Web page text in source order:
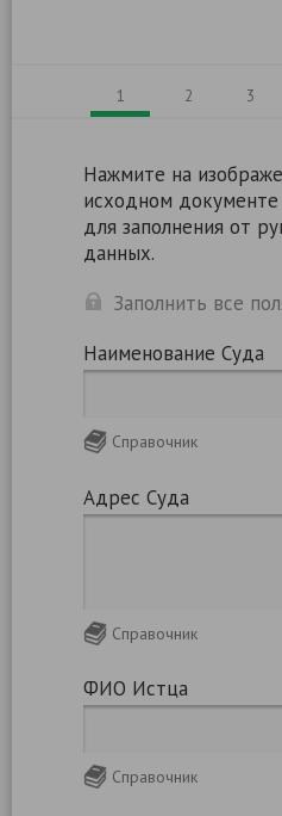
1 2 3
Нажмите на
исходном
для заполнения от
данных.
Заполнить все
Наименование Суда
Справочник
Адрес Суда
Справочник
ФИО Истца
Справочник